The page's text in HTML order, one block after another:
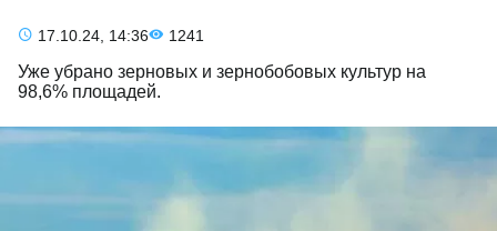
17.10.24, 14:36 1241
Уже убрано зерновых и зернобобовых культур на
98,6% площадей.